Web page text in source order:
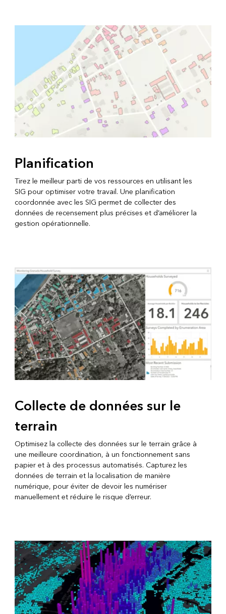
Planification
Tirez le meilleur parti de vos ressources en utilisant les
SIG pour optimiser votre travail. Une planification
coordonnée avec les SIG permet de collecter des
données de recensement plus précises et d’améliorer la
gestion opérationnelle.
Collecte de données sur le
terrain
Optimisez la collecte des données sur le terrain grâce à
une meilleure coordination, à un fonctionnement sans
papier et à des processus automatisés. Capturez les
données de terrain et la localisation de manière
numérique, pour éviter de devoir les numériser
manuellement et réduire le risque d’erreur.